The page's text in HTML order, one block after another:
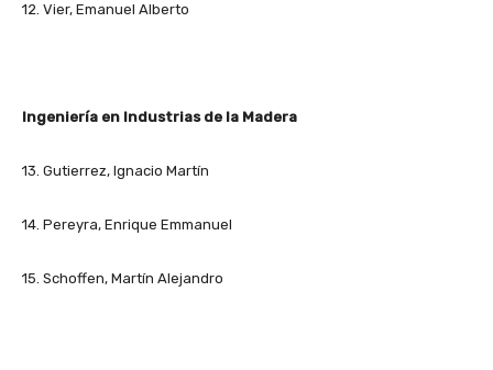
12. Vier, Emanuel Alberto
Ingeniería en Industrias de la Madera
13. Gutierrez, Ignacio Martín
14. Pereyra, Enrique Emmanuel
15. Schoffen, Martín Alejandro